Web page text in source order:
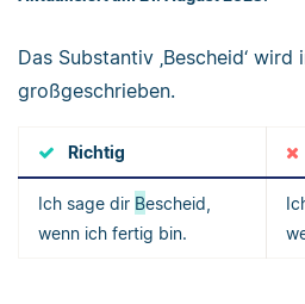
Das Substantiv ‚Bescheid‘ wird
großgeschrieben.
Richtig
Ich sage dir Bescheid,
wenn ich fertig bin.